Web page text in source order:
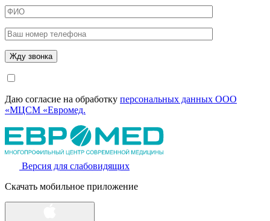
Даю согласие на обработку персональных данных ООО
«МЦСМ «Евромед.
Версия для слабовидящих
Скачать мобильное приложение